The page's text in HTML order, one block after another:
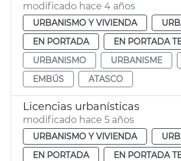
modificado hace 4 años
URBANISMO Y VIVIENDA
EN PORTADA
EN PORTADA
URBANISMO
URBANISME
EMBÚS
ATASCO
Licencias urbanísticas
modificado hace 5 años
URBANISMO Y VIVIENDA
EN PORTADA
EN PORTADA